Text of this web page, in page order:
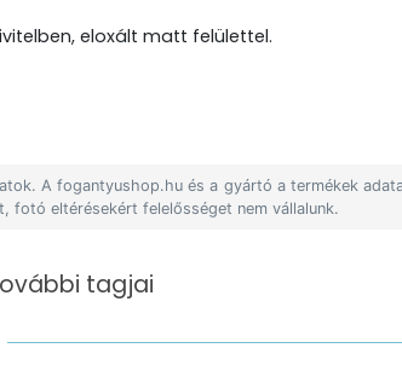
eloxált matt felülettel.
A fogantyushop.hu és a gyártó a termékek
fotó eltérésekért felelősséget nem vállalunk.
tagjai